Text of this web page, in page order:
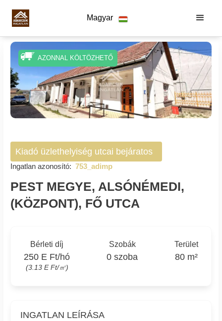
Magyar
AZONNAL KÖLTÖZHETŐ
Kiadó üzlethelyiség utcai bejáratos
Ingatlan azonosító: 753_adimp
PEST MEGYE, ALSÓNÉMEDI,
(KÖZPONT), FŐ UTCA
Bérleti díj
250 E Ft/hó
(3.13 E Ft/㎡)
Szobák
0 szoba
Terület
80 m²
INGATLAN LEÍRÁSA